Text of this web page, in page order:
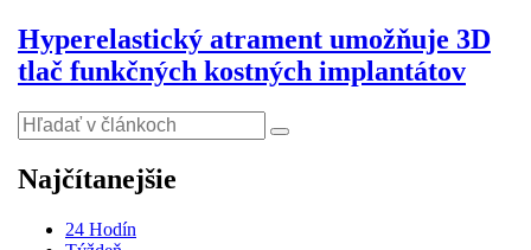
Hyperelastický atrament umožňuje 3D
tlač funkčných kostných implantátov
Najčítanejšie
24 Hodín